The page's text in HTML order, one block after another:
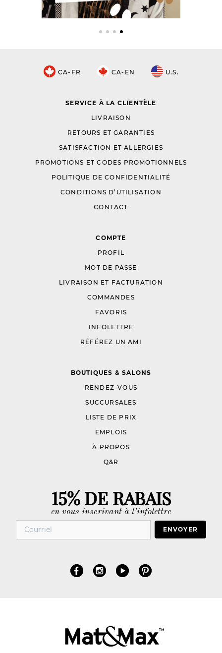
CA-FR CA-EN U.S.
SERVICE À LA CLIENTÈLE
LIVRAISON
RETOURS ET GARANTIES
SATISFACTION ET ALLERGIES
PROMOTIONS ET CODES PROMOTIONNELS
POLITIQUE DE CONFIDENTIALITÉ
CONDITIONS D’UTILISATION
CONTACT
COMPTE
PROFIL
MOT DE PASSE
LIVRAISON ET FACTURATION
COMMANDES
FAVORIS
INFOLETTRE
RÉFÉREZ UN AMI
BOUTIQUES & SALONS
RENDEZ-VOUS
SUCCURSALES
LISTE DE PRIX
EMPLOIS
À PROPOS
Q&R
15% DE RABAIS
en vous inscrivant à l’infolettre
ENVOYER